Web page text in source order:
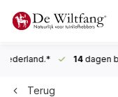
14dagen
Terug